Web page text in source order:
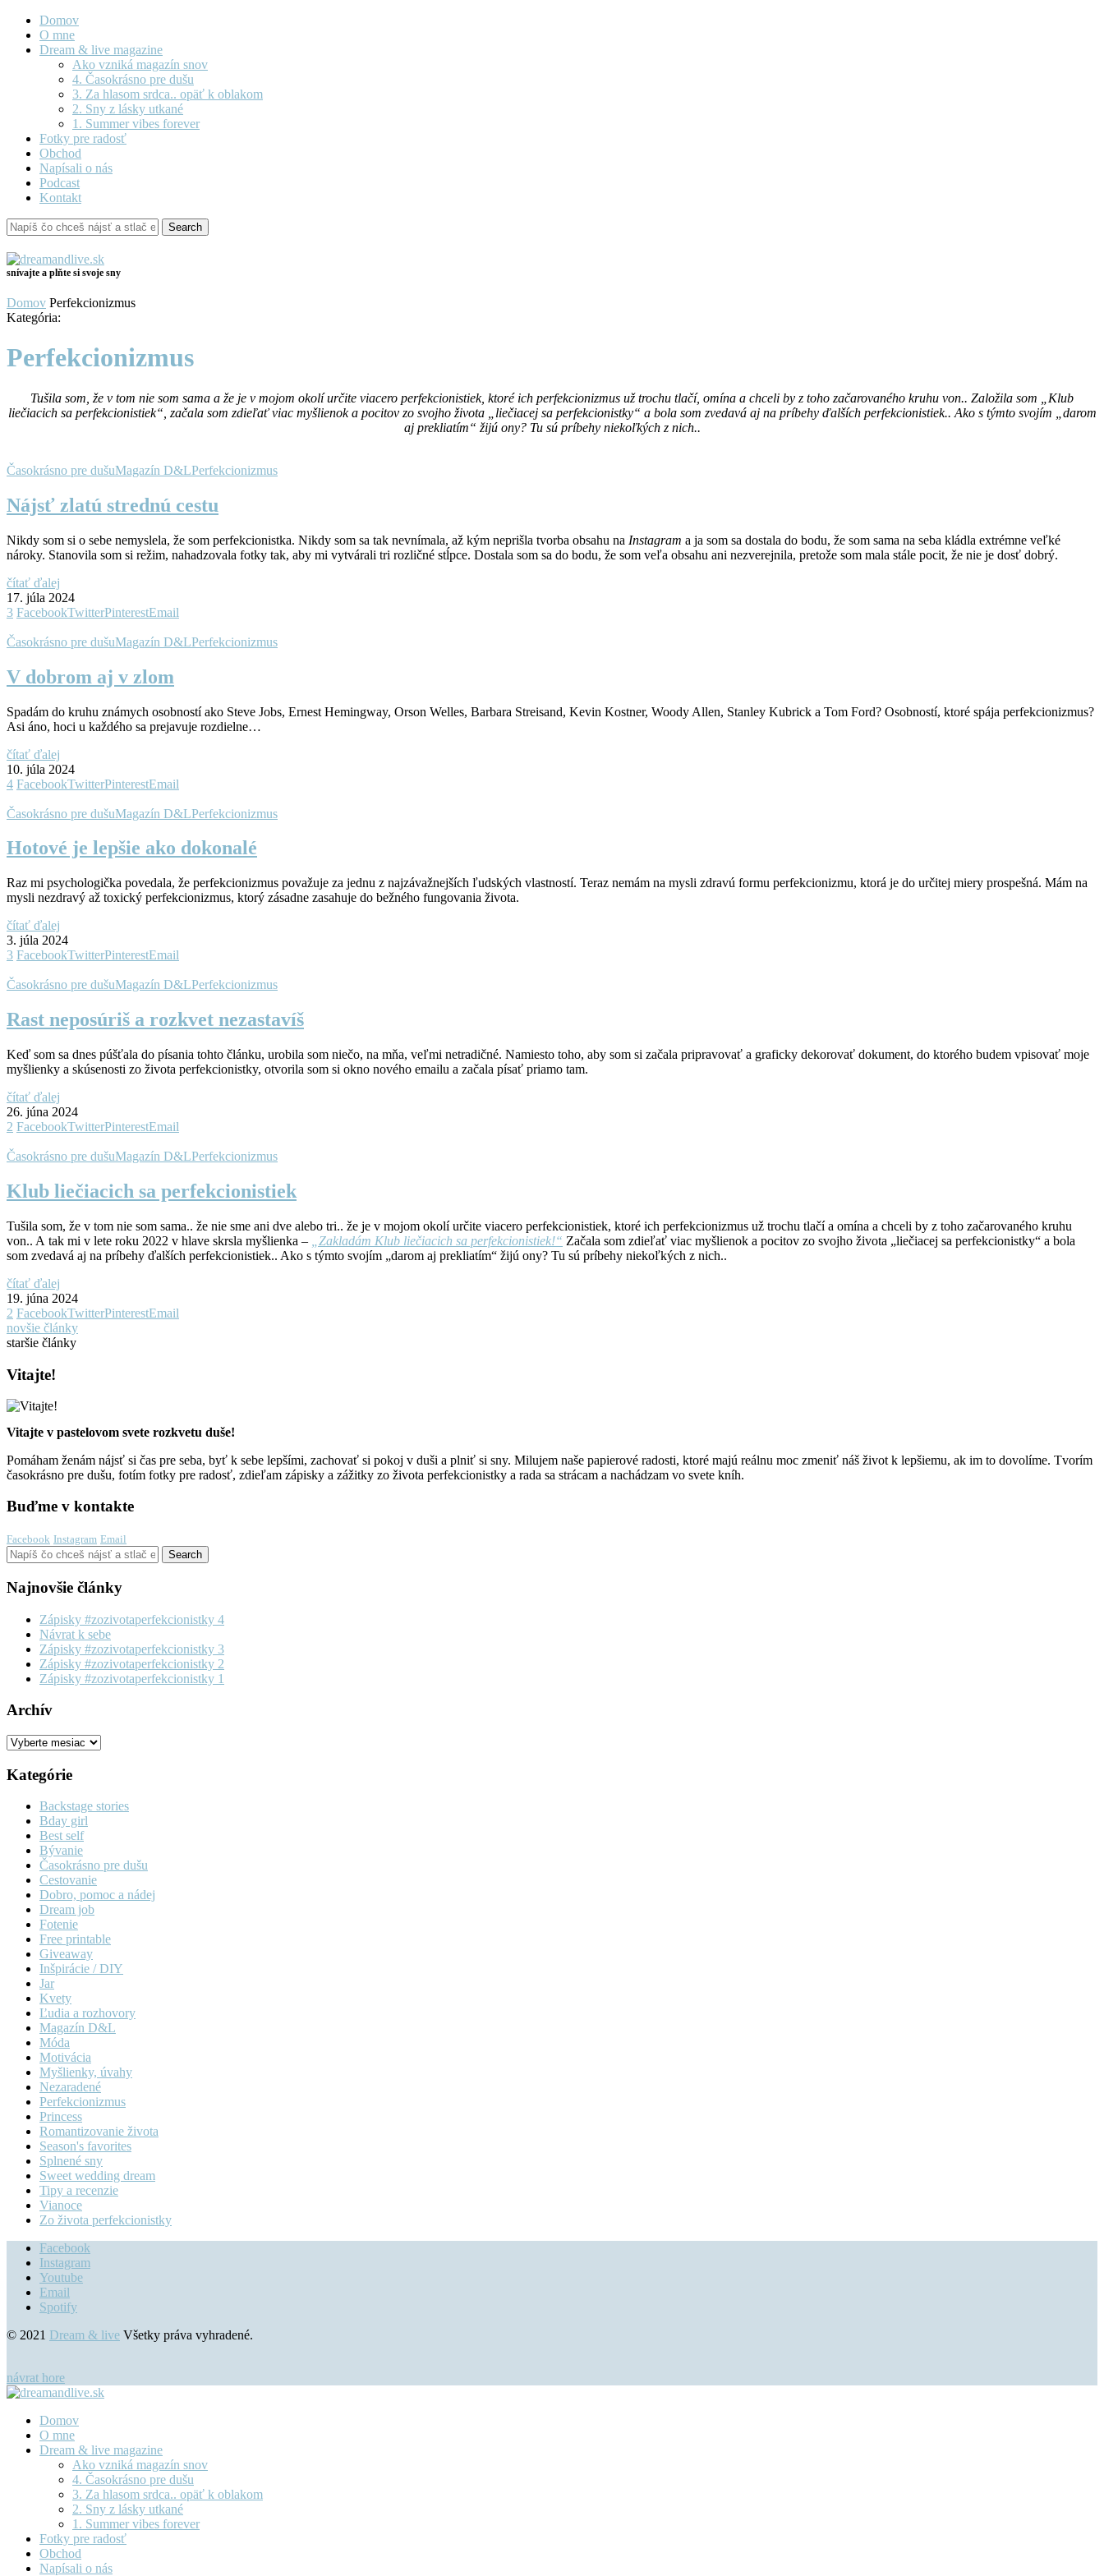
Domov
O mne
Dream & live magazine
Ako vzniká magazín snov
4. Časokrásno pre dušu
3. Za hlasom srdca.. opäť k oblakom
2. Sny z lásky utkané
1. Summer vibes forever
Fotky pre radosť
Obchod
Napísali o nás
Podcast
Kontakt
snívajte a plňte si svoje sny
Domov Perfekcionizmus
Kategória:
Perfekcionizmus
Tušila som, že v tom nie som sama a že je v mojom okolí určite viacero perfekcionistiek, ktoré ich perfekcionizmus už trochu tlačí, omína a chceli by z toho začarovaného kruhu von.. Založila som „Klub
liečiacich sa perfekcionistiek“, začala som zdieľať viac myšlienok a pocitov zo svojho života „liečiacej sa perfekcionistky“ a bola som zvedavá aj na príbehy ďalších perfekcionistiek.. Ako s týmto svojím „darom
aj prekliatím“ žijú ony? Tu sú príbehy niekoľkých z nich..
Časokrásno pre dušuMagazín D&LPerfekcionizmus
Nájsť zlatú strednú cestu
Nikdy som si o sebe nemyslela, že som perfekcionistka. Nikdy som sa tak nevnímala, až kým neprišla tvorba obsahu na Instagram a ja som sa dostala do bodu, že som sama na seba kládla extrémne veľké
nároky. Stanovila som si režim, nahadzovala fotky tak, aby mi vytvárali tri rozličné stĺpce. Dostala som sa do bodu, že som veľa obsahu ani nezverejnila, pretože som mala stále pocit, že nie je dosť dobrý.
čítať ďalej
17. júla 2024
3 FacebookTwitterPinterestEmail
Časokrásno pre dušuMagazín D&LPerfekcionizmus
V dobrom aj v zlom
Spadám do kruhu známych osobností ako Steve Jobs, Ernest Hemingway, Orson Welles, Barbara Streisand, Kevin Kostner, Woody Allen, Stanley Kubrick a Tom Ford? Osobností, ktoré spája perfekcionizmus?
Asi áno, hoci u každého sa prejavuje rozdielne…
čítať ďalej
10. júla 2024
4 FacebookTwitterPinterestEmail
Časokrásno pre dušuMagazín D&LPerfekcionizmus
Hotové je lepšie ako dokonalé
Raz mi psychologička povedala, že perfekcionizmus považuje za jednu z najzávažnejších ľudských vlastností. Teraz nemám na mysli zdravú formu perfekcionizmu, ktorá je do určitej miery prospešná. Mám na
mysli nezdravý až toxický perfekcionizmus, ktorý zásadne zasahuje do bežného fungovania života.
čítať ďalej
3. júla 2024
3 FacebookTwitterPinterestEmail
Časokrásno pre dušuMagazín D&LPerfekcionizmus
Rast neposúriš a rozkvet nezastavíš
Keď som sa dnes púšťala do písania tohto článku, urobila som niečo, na mňa, veľmi netradičné. Namiesto toho, aby som si začala pripravovať a graficky dekorovať dokument, do ktorého budem vpisovať moje
myšlienky a skúsenosti zo života perfekcionistky, otvorila som si okno nového emailu a začala písať priamo tam.
čítať ďalej
26. júna 2024
2 FacebookTwitterPinterestEmail
Časokrásno pre dušuMagazín D&LPerfekcionizmus
Klub liečiacich sa perfekcionistiek
Tušila som, že v tom nie som sama.. že nie sme ani dve alebo tri.. že je v mojom okolí určite viacero perfekcionistiek, ktoré ich perfekcionizmus už trochu tlačí a omína a chceli by z toho začarovaného kruhu
von.. A tak mi v lete roku 2022 v hlave skrsla myšlienka –
„Zakladám Klub liečiacich sa perfekcionistiek!“ Začala som zdieľať viac myšlienok a pocitov zo svojho života „liečiacej sa perfekcionistky“ a bola
som zvedavá aj na príbehy ďalších perfekcionistiek.. Ako s týmto svojím „darom aj prekliatím“ žijú ony? Tu sú príbehy niekoľkých z nich..
čítať ďalej
19. júna 2024
2 FacebookTwitterPinterestEmail
novšie články
staršie články
Vitajte!
Vitajte v pastelovom svete rozkvetu duše!
Pomáham ženám nájsť si čas pre seba, byť k sebe lepšími, zachovať si pokoj v duši a plniť si sny. Milujem naše papierové radosti, ktoré majú reálnu moc zmeniť náš život k lepšiemu, ak im to dovolíme. Tvorím
časokrásno pre dušu, fotím fotky pre radosť, zdieľam zápisky a zážitky zo života perfekcionistky a rada sa strácam a nachádzam vo svete kníh.
Buďme v kontakte
Facebook Instagram Email
Najnovšie články
Zápisky #zozivotaperfekcionistky 4
Návrat k sebe
Zápisky #zozivotaperfekcionistky 3
Zápisky #zozivotaperfekcionistky 2
Zápisky #zozivotaperfekcionistky 1
Archív
Archív
Kategórie
Backstage stories
Bday girl
Best self
Bývanie
Časokrásno pre dušu
Cestovanie
Dobro, pomoc a nádej
Dream job
Fotenie
Free printable
Giveaway
Inšpirácie / DIY
Jar
Kvety
Ľudia a rozhovory
Magazín D&L
Móda
Motivácia
Myšlienky, úvahy
Nezaradené
Perfekcionizmus
Princess
Romantizovanie života
Season's favorites
Splnené sny
Sweet wedding dream
Tipy a recenzie
Vianoce
Zo života perfekcionistky
Facebook
Instagram
Youtube
Email
Spotify
© 2021 Dream & live Všetky práva vyhradené.
návrat hore
Domov
O mne
Dream & live magazine
Ako vzniká magazín snov
4. Časokrásno pre dušu
3. Za hlasom srdca.. opäť k oblakom
2. Sny z lásky utkané
1. Summer vibes forever
Fotky pre radosť
Obchod
Napísali o nás